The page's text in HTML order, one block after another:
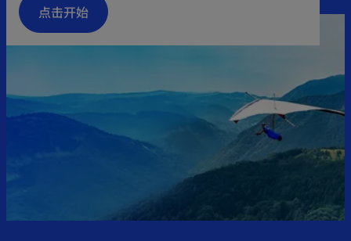
e
t
点击开始